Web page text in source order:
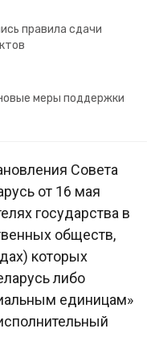
правила сдачи
меры поддержки
Совета
от 16 мая
государства в
обществ,
которых
либо
единицам»